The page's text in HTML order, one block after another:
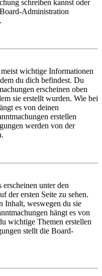
schreiben kannst oder
Administration
wichtige Informationen
du dich befindest. Du
erscheinen oben
sie erstellt wurden. Wie bei
es von deinen
erstellen
werden von der
unter den
der ersten Seite zu sehen.
Inhalt, weswegen du sie
hängt es von
wichtige Themen erstellen
stellt die Board-